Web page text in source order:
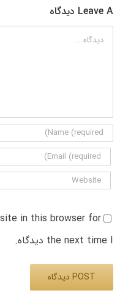
Leave A دیدگاه
دیدگاه
in this browser for
the next time I دیدگاه.